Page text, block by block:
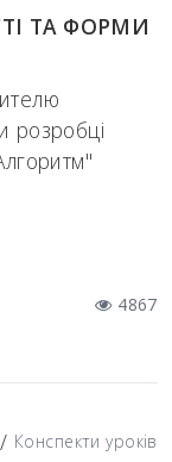
ТА ФОРМИ
розробці
4867
/ Конспекти уроків